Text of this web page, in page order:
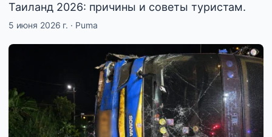
Таиланд 2026: причины и советы туристам.
5 июня 2026 г. · Puma